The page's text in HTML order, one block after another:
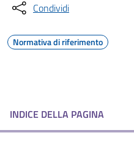
Condividi
Normativa di riferimento
INDICE DELLA PAGINA